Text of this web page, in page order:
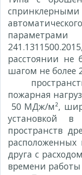
расстоянии не
шагом не более
пожарная
50 МДж/м²,
установкой в
пространств
друга с
времени работы